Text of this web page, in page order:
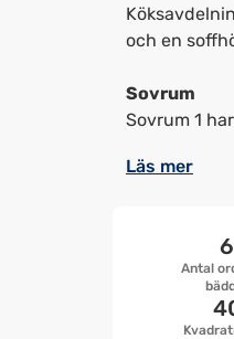
och en
Sovrum
Sovrum 1
Läs mer
Antal
6